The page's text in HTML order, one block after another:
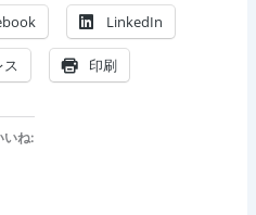
LinkedIn
ス 印刷
いね: